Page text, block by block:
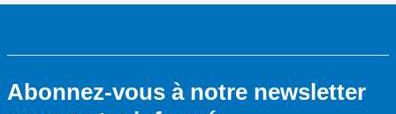
Abonnez-vous à notre newsletter